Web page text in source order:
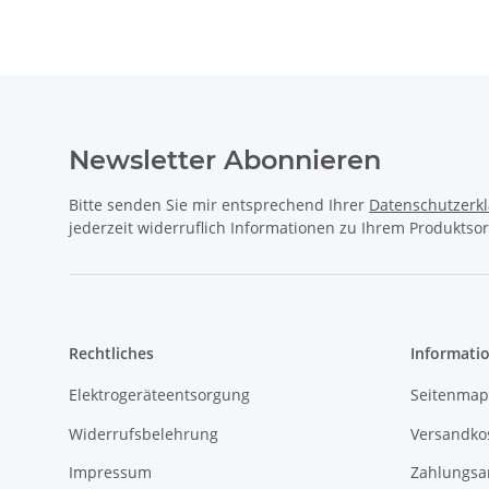
Newsletter Abonnieren
Bitte senden Sie mir entsprechend Ihrer
jederzeit widerruflich Informationen zu Ihrem
Rechtliches
Elektrogeräteentsorgung
Widerrufsbelehrung
Impressum
Seitenmap